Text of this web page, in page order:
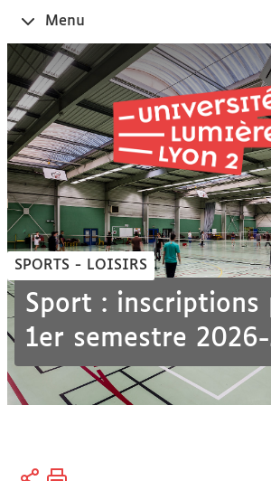
contenu
Ouvrir
le
Menu
SPORTS - LOISIRS
Sport : inscriptions
1er semestre
Vous
Accueil